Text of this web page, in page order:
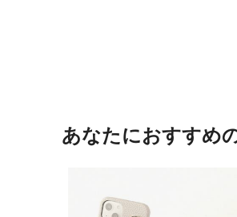
あなたにおすすめの